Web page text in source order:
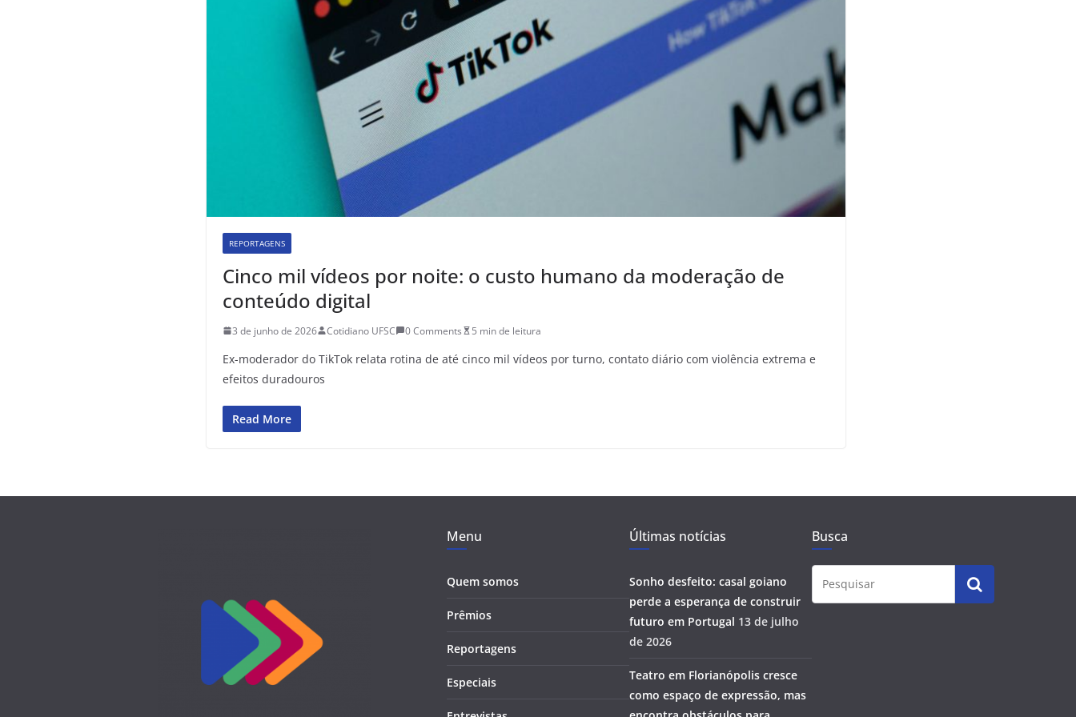
REPORTAGENS
Cinco mil vídeos por noite: o custo humano da moderação de
conteúdo digital
3 de junho de 2026 Cotidiano UFSC 0 Comments 5 min de leitura
Ex-moderador do TikTok relata rotina de até cinco mil vídeos por turno, contato diário com violência extrema e
efeitos duradouros
Read More
Menu
Quem somos
Prêmios
Reportagens
Especiais
Últimas notícias
Sonho desfeito: casal goiano
perde a esperança de construir
futuro em Portugal 13 de julho
de 2026
Teatro em Florianópolis cresce
como espaço de expressão, mas
Busca